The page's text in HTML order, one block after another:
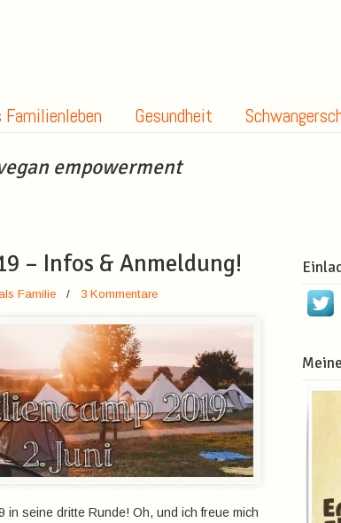
Familienleben Gesundheit
empowerment
– Infos & Anmeldung!
Familie / 3 Kommentare
in seine dritte Runde! Oh, und ich freue mich